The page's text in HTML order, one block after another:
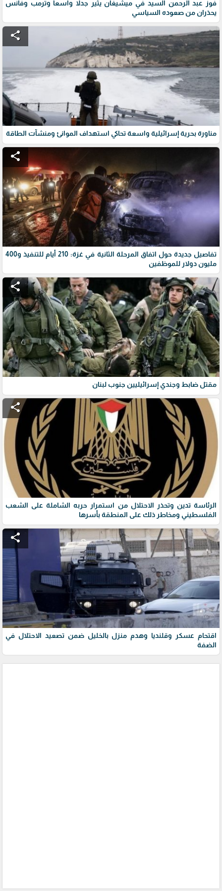
فوز عبد الرحمن السيد في ميشيغان يثير جدلاً واسعاً وترمب وفانس
يحذران من صعوده السياسي
share
مناورة بحرية إسرائيلية واسعة تحاكي استهداف الموانئ ومنشآت الطاقة
share
تفاصيل جديدة حول اتفاق المرحلة الثانية في غزة: 210 أيام للتنفيذ و400
مليون دولار للموظفين
share
مقتل ضابط وجندي إسرائيليين جنوب لبنان
share
الرئاسة تدين وتحذر الاحتلال من استمرار حربه الشاملة على الشعب
الفلسطيني ومخاطر ذلك على المنطقة بأسرها
share
اقتحام عسكر وقلنديا وهدم منزل بالخليل ضمن تصعيد الاحتلال في
الضفة